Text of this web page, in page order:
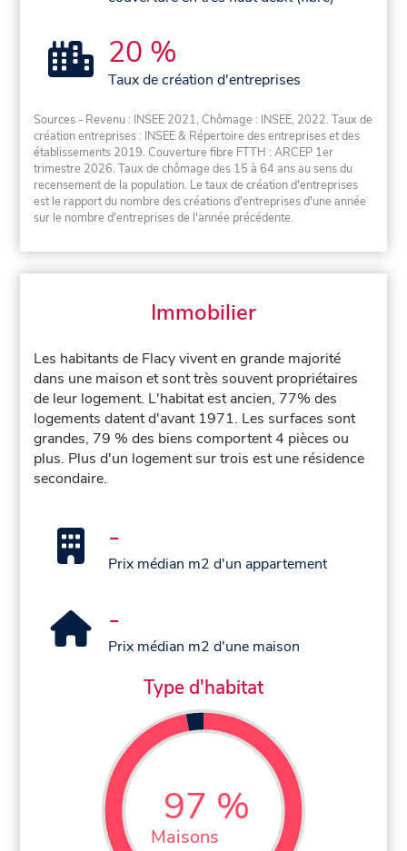
20 %
Taux de création d'entreprises
Sources - Revenu : INSEE 2021, Chômage : INSEE, 2022. Taux de
création entreprises : INSEE & Répertoire des entreprises et des
établissements 2019. Couverture fibre FTTH : ARCEP 1er
trimestre 2026. Taux de chômage des 15 à 64 ans au sens du
recensement de la population. Le taux de création d'entreprises
est le rapport du nombre des créations d'entreprises d'une année
sur le nombre d'entreprises de l'année précédente.
Immobilier
Les habitants de Flacy vivent en grande majorité
dans une maison et sont très souvent propriétaires
de leur logement. L'habitat est ancien, 77% des
logements datent d'avant 1971. Les surfaces sont
grandes, 79 % des biens comportent 4 pièces ou
plus. Plus d'un logement sur trois est une résidence
secondaire.
-
Prix médian m2 d'un appartement
-
Prix médian m2 d'une maison
Type d'habitat
97 %
Maisons